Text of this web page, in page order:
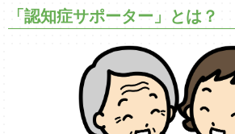
「認知症サポーター」とは？